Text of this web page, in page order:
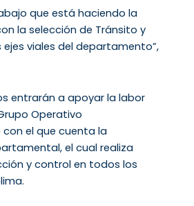
que está haciendo la
la selección de Tránsito y
ejes viales del departamento”,
entrarán a apoyar la labor
Operativo
el que cuenta la
el cual realiza
y control en todos los